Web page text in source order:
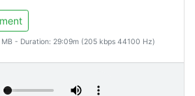
- Duration: 29:09m (205 kbps 44100 Hz)